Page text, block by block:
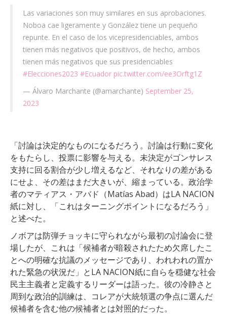
Las variaciones son muy similares en sus aprobaciones.
Noboa cae ligeramente y González tiene un pequeño
repunte. En el caso de los vicepresidenciables, ambos
tienen más negativos que positivos, de hecho, ambos
tienen más negativos que sus presidenciables
#Elecciones2023 #Ecuador pic.twitter.com/ee3Orftg1Z
— Álvaro Marchante (@amarchante) September 25,
2023
「討論は決定的なものになるだろう。討論は行動に変化
をもたらし、投票に影響を与える。未決定がゴンサレス
支持に回る割合が少し増えるなど、それなりの差がある
にせよ、その差はまだ大きいが、縮まっている。政治学
者のマティアス・アバド（Matías Abad）はLA NACION
紙に対し、「これはターニングポイントになるだろう」
と述べた。
ノボアは防弾チョッキに守られながら最初の討論会に登
場したが、これは「候補者が暗殺されたため欠席したこ
とへの明確な抗議のメッセージであり、われわれの置か
れた緊急の状況だ」とLA NACION紙に自らを穏健な社会
民主主義者と定義するリーダーは語った。彼の冷静さと
周到な政治的訓練は、コレアが大統領選の争点に選んだ
候補者を含む他の候補者とは対照的だった。